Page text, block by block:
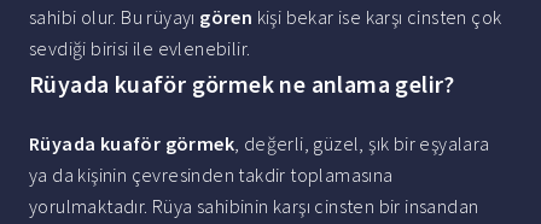
sahibi olur. Bu rüyayı gören kişi bekar ise karşı cinsten çok
sevdiği birisi ile evlenebilir.
Rüyada kuaför görmek ne anlama gelir?
Rüyada kuaför görmek, değerli, güzel, şık bir eşyalara
ya da kişinin çevresinden takdir toplamasına
yorulmaktadır. Rüya sahibinin karşı cinsten bir insandan